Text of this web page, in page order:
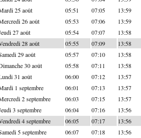
25 août 05:51 07:05 13:59
26 août 05:53 07:06 13:59
27 août 05:54 07:07 13:58
28 août 05:55 07:09 13:58
29 août 05:57 07:10 13:58
30 août 05:58 07:11 13:58
31 août 06:00 07:12 13:57
1 septembre 06:01 07:13 13:57
2 septembre 06:03 07:15 13:57
3 septembre 06:04 07:16 13:56
4 septembre 06:05 07:17 13:56
5 septembre 06:07 07:18 13:56